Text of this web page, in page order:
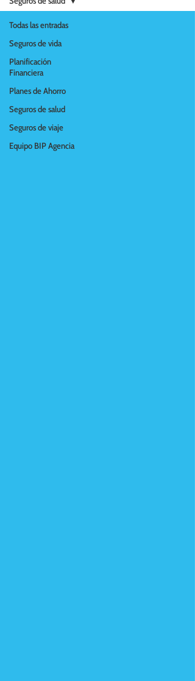
Todas las entradas
Seguros de vida
Planificación
Financiera
Planes de Ahorro
Seguros de salud
Seguros de viaje
Equipo BIP Agencia